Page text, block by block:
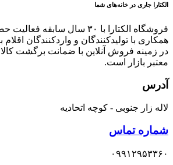
الکتارا جاری در خانه‌های شما
فروشگاه الکتارا با ۳۰ سال
همکاری با تولیدکنندگان و واردکنندگان
در زمینه فروش آنلاین با ضمانت برگشت
معتبر بازار است.
آدرس
لاله زار جنوبی - کوچه اتحادیه
شماره تماس
۰۹۹۱۲۹۵۳۳۶۰